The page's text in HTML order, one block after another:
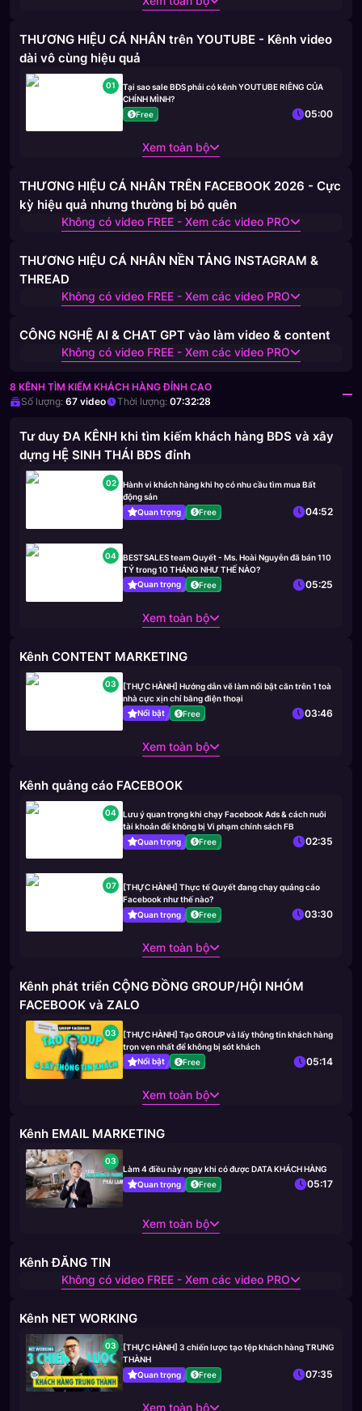
THƯƠNG HIỆU CÁ NHÂN trên YOUTUBE - Kênh video
dài vô cùng hiệu quả
01
Tại sao sale BĐS phải có kênh YOUTUBE RIÊNG CỦA
CHÍNH MÌNH?
Free
05:00
Xem toàn bộ
THƯƠNG HIỆU CÁ NHÂN TRÊN FACEBOOK 2026 - Cực
kỳ hiệu quả nhưng thường bị bỏ quên
Không có video FREE - Xem các video PRO
THƯƠNG HIỆU CÁ NHÂN NỀN TẢNG INSTAGRAM &
THREAD
Không có video FREE - Xem các video PRO
CÔNG NGHỆ AI & CHAT GPT vào làm video & content
Không có video FREE - Xem các video PRO
8 KÊNH TÌM KIẾM KHÁCH HÀNG ĐỈNH CAO
Số lượng: 67 video Thời lượng: 07:32:28
Tư duy ĐA KÊNH khi tìm kiếm khách hàng BĐS và xây
dựng HỆ SINH THÁI BĐS đỉnh
02
Hành vi khách hàng khi họ có nhu cầu tìm mua Bất
động sản
Quan trọng
Free 04:52
04
BESTSALES team Quyết - Ms. Hoài Nguyễn đã bán 110
TỶ trong 10 THÁNG NHƯ THẾ NÀO?
Quan trọng
Free 05:25
Xem toàn bộ
Kênh CONTENT MARKETING
03
[THỰC HÀNH] Hướng dẫn vẽ làm nổi bật căn trên 1 toà
nhà cực xịn chỉ bằng điện thoại
Nổi bật
Free 03:46
Xem toàn bộ
Kênh quảng cáo FACEBOOK
04
Lưu ý quan trọng khi chạy Facebook Ads & cách nuôi
tài khoản để không bị Vi phạm chính sách FB
Quan trọng
Free 02:35
07
[THỰC HÀNH] Thực tế Quyết đang chạy quảng cáo
Facebook như thế nào?
Quan trọng
Free 03:30
Xem toàn bộ
Kênh phát triển CỘNG ĐỒNG GROUP/HỘI NHÓM
FACEBOOK và ZALO
03
[THỰC HÀNH] Tạo GROUP và lấy thông tin khách hàng
trọn vẹn nhất để không bị sót khách
Nổi bật
Free 05:14
Xem toàn bộ
Kênh EMAIL MARKETING
03
Làm 4 điều này ngay khi có được DATA KHÁCH HÀNG
Quan trọng
Free 05:17
Xem toàn bộ
Kênh ĐĂNG TIN
Không có video FREE - Xem các video PRO
Kênh NET WORKING
03
[THỰC HÀNH] 3 chiến lược tạo tệp khách hàng TRUNG
THÀNH
Quan trọng
Free 07:35
Xem toàn bộ